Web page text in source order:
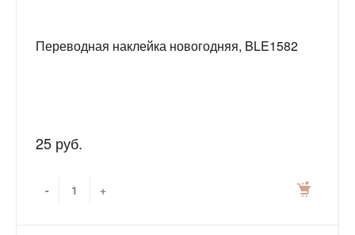
Переводная наклейка новогодняя, BLE1582
25 руб.
- +